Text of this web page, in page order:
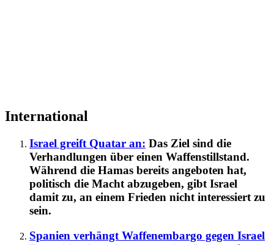
International
Israel greift Quatar an: Das Ziel sind die
Verhandlungen über einen Waffenstillstand.
Während die Hamas bereits angeboten hat,
politisch die Macht abzugeben, gibt Israel
damit zu, an einem Frieden nicht interessiert zu
sein.
Spanien verhängt Waffenembargo gegen Israel